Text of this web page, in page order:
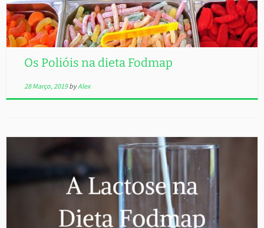
Os Polióis na dieta Fodmap
28 Março, 2019 byAlex